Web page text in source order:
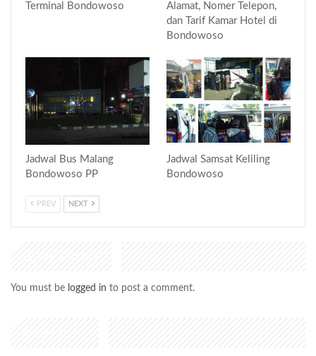
Terminal Bondowoso
Alamat, Nomer Telepon,
dan Tarif Kamar Hotel di
Bondowoso
Jadwal Bus Malang
Bondowoso PP
Jadwal Samsat Keliling
Bondowoso
PREV NEXT
LEAVE A REPLY
You must be logged in to post a comment.
Recent Posts